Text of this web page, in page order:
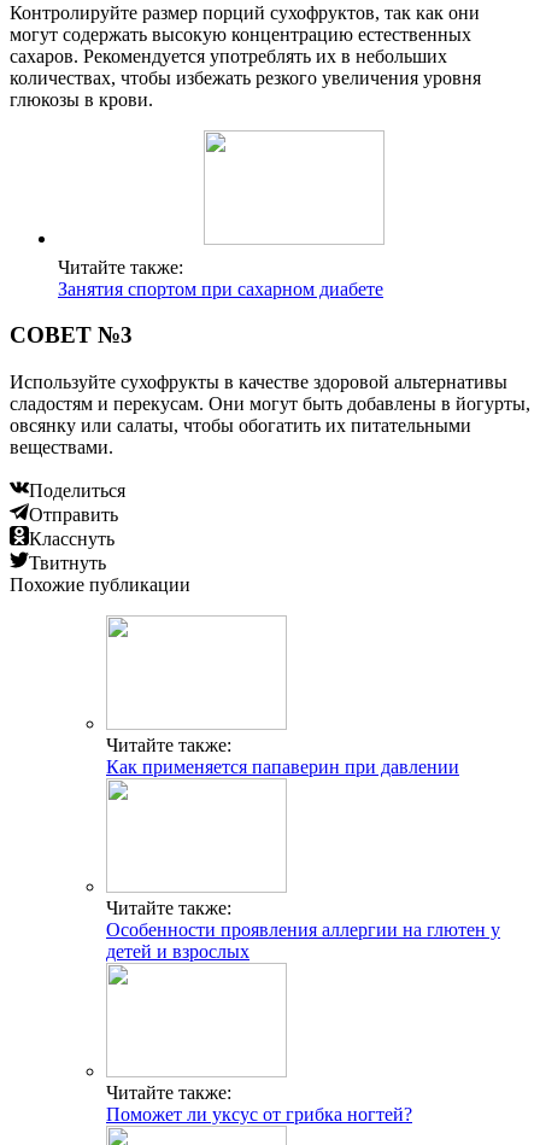
Контролируйте размер порций сухофруктов, так как они
могут содержать высокую концентрацию естественных
сахаров. Рекомендуется употреблять их в небольших
количествах, чтобы избежать резкого увеличения уровня
глюкозы в крови.
Читайте также:
Занятия спортом при сахарном диабете
СОВЕТ №3
Используйте сухофрукты в качестве здоровой альтернативы
сладостям и перекусам. Они могут быть добавлены в йогурты,
овсянку или салаты, чтобы обогатить их питательными
веществами.
Поделиться
Отправить
Класснуть
Твитнуть
Похожие публикации
Читайте также:
Как применяется папаверин при давлении
Читайте также:
Особенности проявления аллергии на глютен у
детей и взрослых
Читайте также:
Поможет ли уксус от грибка ногтей?